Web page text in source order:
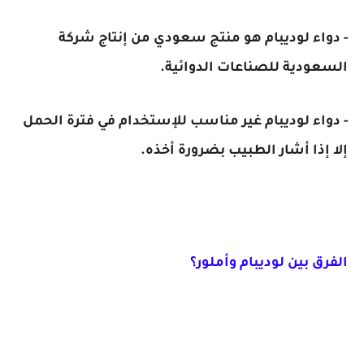
- دواء لوديبام هو منتج سعودي من إنتاج شركة
السعودية للصناعات الدوائية.
- دواء لوديبام غير مناسب للإستخدام في فترة الحمل
إلا إذا أشار الطبيب بضرورة أخذه.
الفرق بين لوديبام وأملور؟